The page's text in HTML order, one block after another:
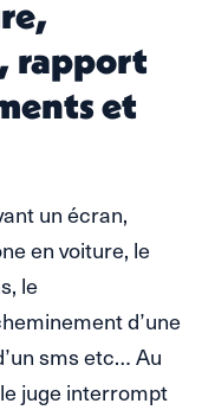
rapport
et
un écran,
en voiture, le
le
d’une
sms etc… Au
juge interrompt